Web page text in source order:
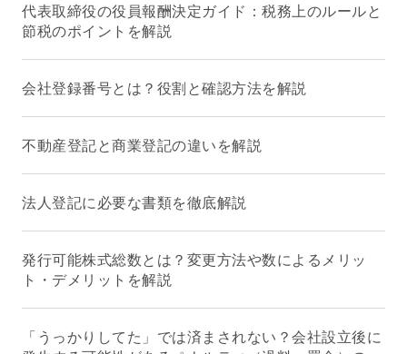
代表取締役の役員報酬決定ガイド：税務上のルールと
節税のポイントを解説
会社登録番号とは？役割と確認方法を解説
不動産登記と商業登記の違いを解説
法人登記に必要な書類を徹底解説
発行可能株式総数とは？変更方法や数によるメリッ
ト・デメリットを解説
「うっかりしてた」では済まされない？会社設立後に